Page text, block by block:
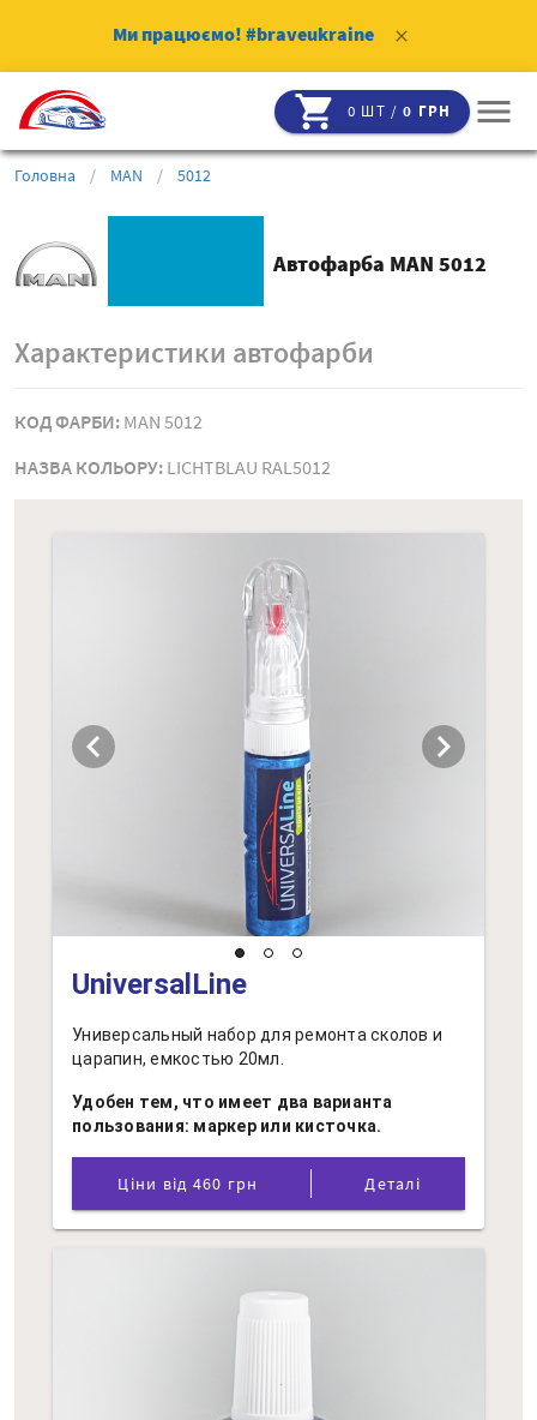
Ми працюємо! #braveukraine clear
shopping_cart 0 ШТ /0 ГРН menu
Головна / MAN / 5012
Автофарба MAN 5012
Характеристики автофарби
КОД ФАРБИ: MAN 5012
НАЗВА КОЛЬОРУ: LICHTBLAU RAL5012
chevron_left chevron_right
UniversalLine
Универсальный набор для ремонта сколов и
царапин, емкостью 20мл.
Удобен тем, что имеет два варианта
пользования: маркер или кисточка.
Ціни від 460 грн Деталі